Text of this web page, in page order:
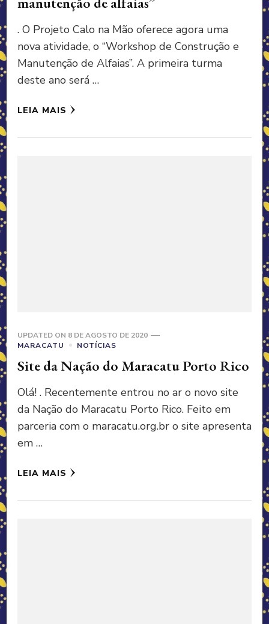
. O Projeto Calo na Mão oferece agora uma
nova atividade, o “Workshop de Construção e
Manutenção de Alfaias”. A primeira turma
deste ano será …
LEIA MAIS
UPDATED ON 8 DE AGOSTO DE 2020
MARACATU
NOTÍCIAS
Site da Nação do Maracatu Porto Rico
Olá! . Recentemente entrou no ar o novo site
da Nação do Maracatu Porto Rico. Feito em
parceria com o maracatu.org.br o site apresenta
em …
LEIA MAIS